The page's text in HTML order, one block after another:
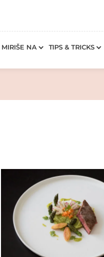
MIRIŠE NA TIPS & TRICKS